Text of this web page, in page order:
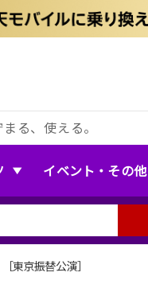
る、使える。
イベント・その他
東京振替公演］